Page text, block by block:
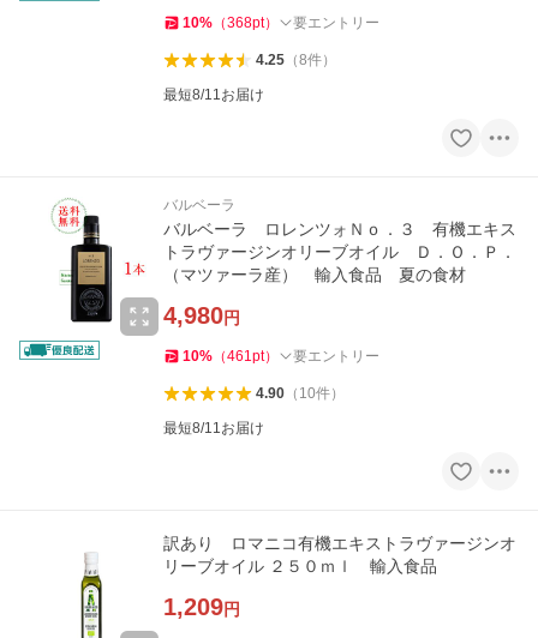
10% （368pt） 要エントリー
4.25（8件）
最短8/11お届け
バルベーラ
バルベーラ ロレンツォＮｏ．３ 有機エキス
トラヴァージンオリーブオイル Ｄ．Ｏ．Ｐ．
（マツァーラ産） 輸入食品 夏の食材
4,980円
10% （461pt） 要エントリー
4.90（ 10件）
最短8/11お届け
訳あり ロマニコ有機エキストラヴァージンオ
リーブオイル ２５０ｍｌ 輸入食品
1,209円